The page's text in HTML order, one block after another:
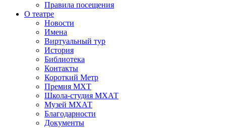
Правила посещения
О театре
Новости
Имена
Виртуальный тур
История
Библиотека
Контакты
Короткий Метр
Премия МХТ
Школа-студия МХАТ
Музей МХАТ
Благодарности
Документы